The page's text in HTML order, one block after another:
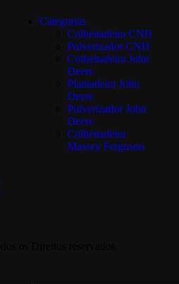
Categorias
Colheitadeira CNH
Pulverizador CNH
Colheitadeira John
Deere
Plantadeira John
Deere
Pulverizador John
Deere
Colheitadeira
Massey Ferguson